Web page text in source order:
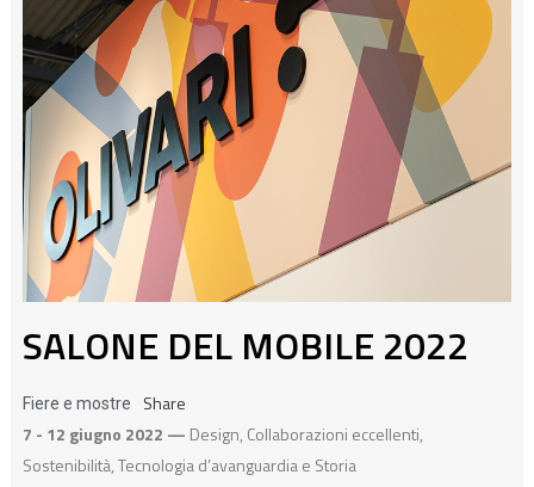
SALONE DEL MOBILE 2022
Fiere e mostre
Share
7 - 12 giugno 2022 — Design, Collaborazioni eccellenti,
Sostenibilità, Tecnologia d’avanguardia e Storia